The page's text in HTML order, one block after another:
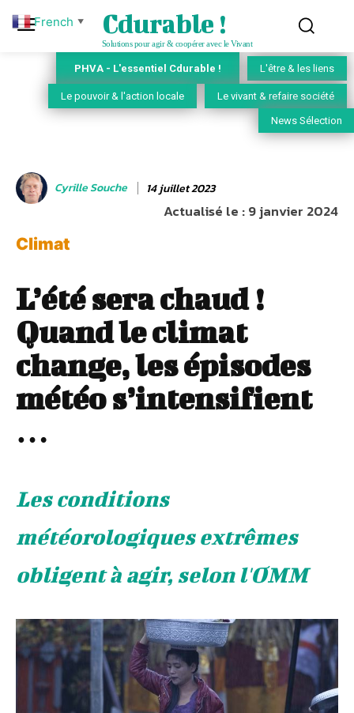
Cdurable !
Solutions pour agir & coopérer avec le Vivant
PHVA - L'essentiel Cdurable ! L'être & les liens
Le pouvoir & l'action locale Le vivant & refaire société
News Sélection
Cyrille Souche 14 juillet 2023
Actualisé le :9 janvier 2024
Climat
L’été sera chaud !
Quand le climat
change, les épisodes
météo s’intensifient
…
Les conditions
météorologiques extrêmes
obligent à agir, selon l'OMM
French ▼